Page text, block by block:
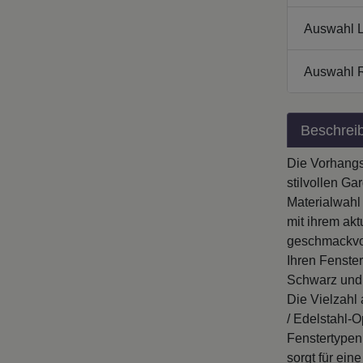
Auswahl
Auswahl
Die
stilvollen
mit ihrem
Ihren
Schwarz
Die Vielzahl
/ Edelstahl-
sorgt für